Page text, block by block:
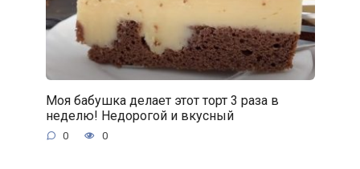
Моя бабушка делает этот торт 3 раза в
неделю! Недорогой и вкусный
0 0